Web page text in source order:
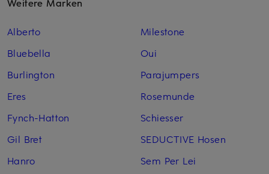
Alberto
Bluebella
Burlington
Eres
Fynch-Hatton
Gil Bret
Hanro
Milestone
Oui
Parajumpers
Rosemunde
Schiesser
SEDUCTIVE Hosen
Sem Per Lei